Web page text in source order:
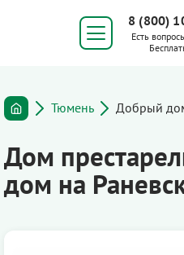
8 (800)
Есть
Тюмень Добрый
Дом
дом на